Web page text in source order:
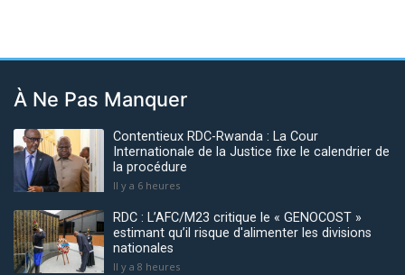
À Ne Pas Manquer
Contentieux RDC-Rwanda : La Cour
Internationale de la Justice fixe le calendrier de
la procédure
Il y a 6 heures
RDC : L’AFC/M23 critique le « GENOCOST »
estimant qu’il risque d'alimenter les divisions
nationales
Il y a 8 heures